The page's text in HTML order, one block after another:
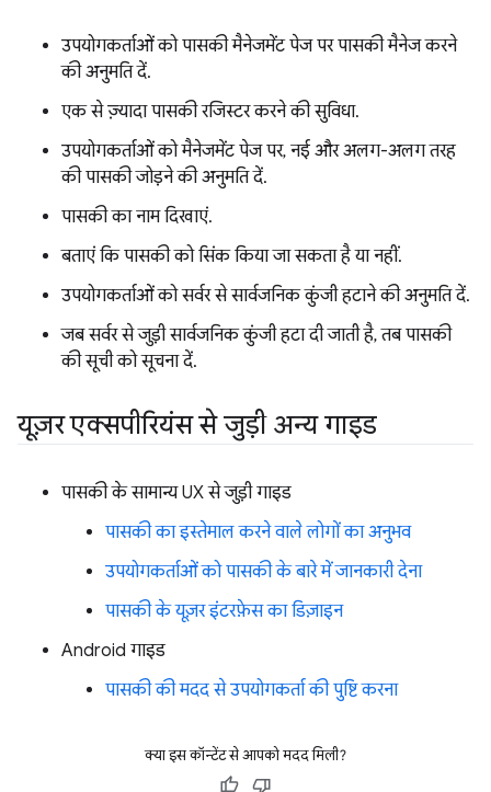
उपयोगकर्ताओं को पासकी मैनेजमेंट पेज पर पासकी मैनेज करने
की अनुमति दें.
एक से ज़्यादा पासकी रजिस्टर करने की सुविधा.
उपयोगकर्ताओं को मैनेजमेंट पेज पर, नई और अलग-अलग तरह
की पासकी जोड़ने की अनुमति दें.
पासकी का नाम दिखाएं.
बताएं कि पासकी को सिंक किया जा सकता है या नहीं.
उपयोगकर्ताओं को सर्वर से सार्वजनिक कुंजी हटाने की अनुमति दें.
जब सर्वर से जुड़ी सार्वजनिक कुंजी हटा दी जाती है, तब पासकी
की सूची को सूचना दें.
यूज़र एक्सपीरियंस से जुड़ी अन्य गाइड
पासकी के सामान्य UX से जुड़ी गाइड
पासकी का इस्तेमाल करने वाले लोगों का अनुभव
उपयोगकर्ताओं को पासकी के बारे में जानकारी देना
पासकी के यूज़र इंटरफ़ेस का डिज़ाइन
Android गाइड
पासकी की मदद से उपयोगकर्ता की पुष्टि करना
क्या इस कॉन्टेंट से आपको मदद मिली?